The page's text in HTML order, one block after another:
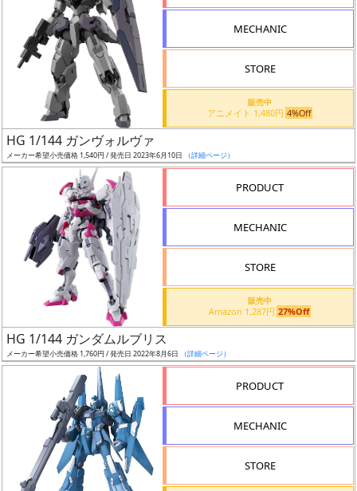
割
引
MECHANIC
STORE
販売中
アニメイト 1,480円 4%Off
HG 1/144 ガンヴォルヴァ
メーカー希望小売価格 1,540円 / 発売日 2023年6月10日 （詳細ページ）
PRODUCT
MECHANIC
STORE
販売中
Amazon 1,287円 27%Off
HG 1/144 ガンダムルブリス
メーカー希望小売価格 1,760円 / 発売日 2022年8月6日 （詳細ページ）
PRODUCT
MECHANIC
STORE